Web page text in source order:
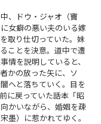
、ドウ・ジャオ（竇
女癖の悪い夫のいる嫁
取り仕切っていた。妹
ことを決意。道中で遭
情を説明していると、
かの放った矢に、ソ
へと落ちていく。目を
戻っていた――話本「昭
かいながら、婚姻を疎
墨）に惹かれてゆく。